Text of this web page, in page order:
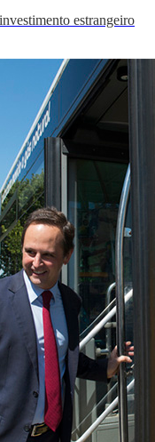
estrangeiro